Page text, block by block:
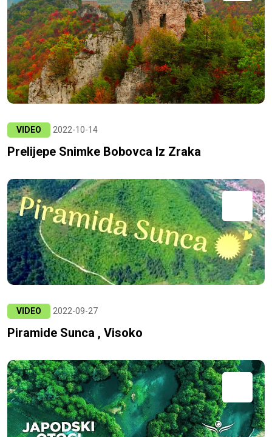
VIDEO 2022-10-14
Prelijepe Snimke Bobovca Iz Zraka
VIDEO 2022-09-27
Piramide Sunca , Visoko